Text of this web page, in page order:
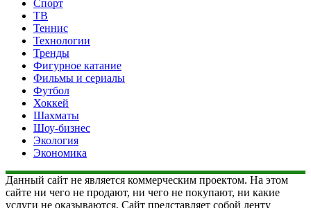
Спорт
ТВ
Теннис
Технологии
Тренды
Фигурное катание
Фильмы и сериалы
Футбол
Хоккей
Шахматы
Шоу-бизнес
Экология
Экономика
Данный сайт не является коммерческим проектом. На этом
сайте ни чего не продают, ни чего не покупают, ни какие
услуги не оказываются. Сайт представляет собой ленту